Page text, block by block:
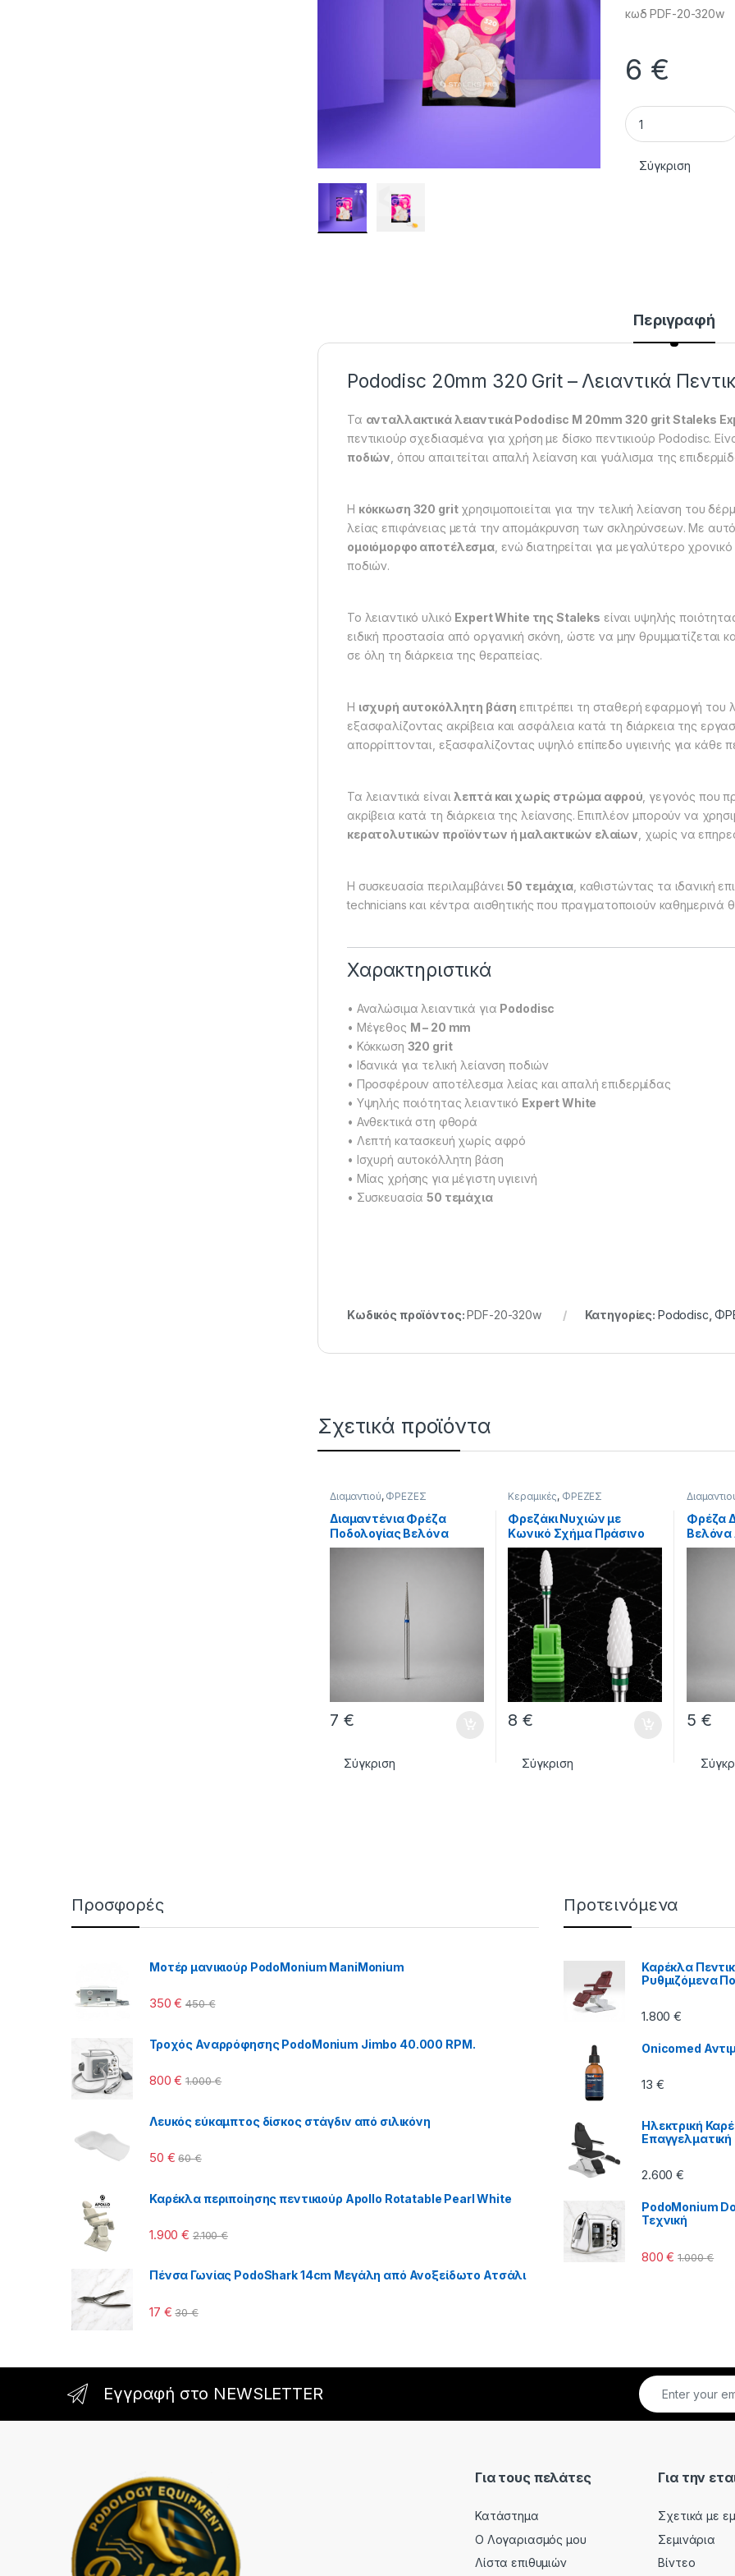
κωδPDF-20-320w
6 €
Ανταλλακτικά
Σύγκριση
Περιγραφή
Pododisc 20mm 320 Grit – Λειαντικά
Τα ανταλλακτικά λειαντικά Pododisc M 20mm 320 grit Staleks
πεντικιούρ σχεδιασμένα για χρήση με δίσκο πεντικιούρ Pododisc.
ποδιών , όπου απαιτείται απαλή λείανση και γυάλισμα της
Η κόκκωση 320 gritχρησιμοποιείται για την τελική λείανση του
λείας επιφάνειας μετά την απομάκρυνση των σκληρύνσεων. Με
ομοιόμορφο αποτέλεσμα , ενώ διατηρείται για μεγαλύτερο
ποδιών.
Το λειαντικό υλικό Expert White της Staleks είναι υψηλής
ειδική προστασία από οργανική σκόνη, ώστε να μην θρυμματίζεται
σε όλη τη διάρκεια της θεραπείας.
Η ισχυρή αυτοκόλλητη βάση επιτρέπει τη σταθερή εφαρμογή του
εξασφαλίζοντας ακρίβεια και ασφάλεια κατά τη διάρκεια της
απορρίπτονται, εξασφαλίζοντας υψηλό επίπεδο υγιεινής για κάθε
Τα λειαντικά είναιλεπτά και χωρίς στρώμα αφρού , γεγονός που
ακρίβεια κατά τη διάρκεια της λείανσης. Επιπλέον μπορούν να
κερατολυτικών προϊόντων ή μαλακτικών ελαίων , χωρίς να
Η συσκευασία περιλαμβάνει50 τεμάχια, καθιστώντας τα ιδανική
technicians και κέντρα αισθητικής που πραγματοποιούν καθημερινά
Χαρακτηριστικά
• Αναλώσιμα λειαντικά για Pododisc
• Μέγεθος M – 20 mm
• Κόκκωση 320 grit
• Ιδανικά για τελική λείανση ποδιών
• Προσφέρουν αποτέλεσμα λείας και απαλή επιδερμίδας
• Υψηλής ποιότητας λειαντικό Expert White
• Ανθεκτικά στη φθορά
• Λεπτή κατασκευή χωρίς αφρό
• Ισχυρή αυτοκόλλητη βάση
• Μίας χρήσης για μέγιστη υγιεινή
• Συσκευασία50 τεμάχια
Κωδικός προϊόντος:PDF-20-320w Κατηγορίες: Pododisc ,
Σχετικά προϊόντα
Διαμαντιού, ΦΡΕΖΕΣ
Διαμαντένια Φρέζα
Ποδολογίας Βελόνα
Λεπτή Μπλε Μεσαίου
7 €
Σύγκριση
Κεραμικές, ΦΡΕΖΕΣ
Φρεζάκι Νυχιών με
Κωνικό Σχήμα Πράσινο
για Τροχό Νυχιών
8€
Σύγκριση
Φρέζα
Βελόνα
5 €
Προσφορές
Μοτέρ μανικιούρ PodoMonium ManiMonium
350€ 450€
Τροχός Αναρρόφησης PodoMonium Jimbo 40.000 RPM.
800€ 1.000€
Λευκός εύκαμπτος δίσκος στάγδιν από σιλικόνη
50 € 60€
Καρέκλα περιποίησης πεντικιούρ Apollo Rotatable Pearl White
1.900€ 2.100€
Πένσα Γωνίας PodoShark 14cm Μεγάλη από Ανοξείδωτο Ατσάλι
17 € 30€
Προτεινόμενα
Καρέκλα
Ρυθμιζόμενα
1.800€
Onicomed
13 €
Ηλεκτρική
Επαγγελματική
2.600€
PodoMonium
Τεχνική
800€ 1.000€
Εγγραφή στο NEWSLETTER
Για τους πελάτες
Κατάστημα
Ο Λογαριασμός μου
Λίστα επιθυμιών
Για την
Σχετικά με
Σεμινάρια
Βίντεο